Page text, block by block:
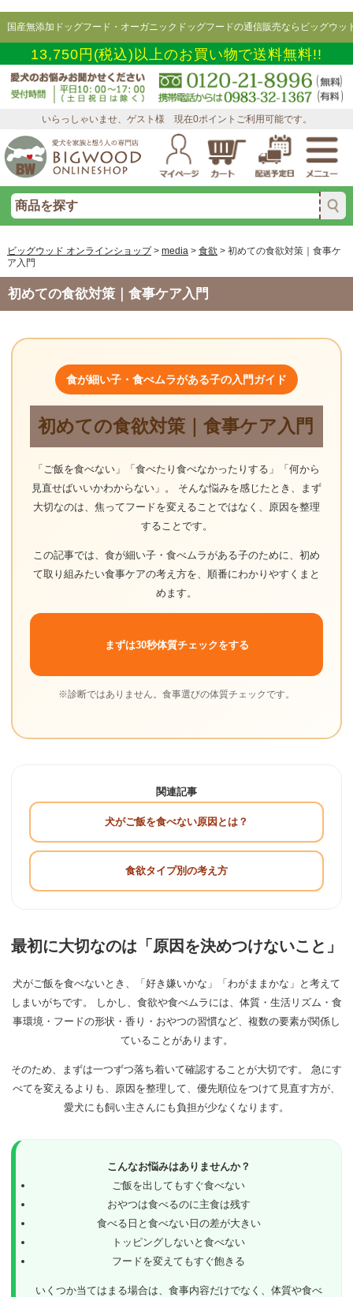
国産無添加ドッグフード・オーガニックドッグフードの通信販売ならビッグウッ
13,750円(税込)以上のお買い物で送料無料!!
いらっしゃいませ、ゲスト様 現在0ポイントご利用可能です。
ビッグウッド オンラインショップ> media> 食欲 > 初めての食欲対策｜食事ケ
ア入門
初めての食欲対策｜食事ケア入門
食が細い子・食べムラがある子の入門ガイド
初めての食欲対策｜食事ケア入門
「ご飯を食べない」「食べたり食べなかったりする」「何から
見直せばいいかわからない」。 そんな悩みを感じたとき、まず
大切なのは、焦ってフードを変えることではなく、原因を整理
することです。
この記事では、食が細い子・食べムラがある子のために、初め
て取り組みたい食事ケアの考え方を、順番にわかりやすくまと
めます。
まずは30秒体質チェックをする
※診断ではありません。食事選びの体質チェックです。
関連記事
犬がご飯を食べない原因とは？
食欲タイプ別の考え方
最初に大切なのは「原因を決めつけないこと」
犬がご飯を食べないとき、「好き嫌いかな」「わがままかな」と考えて
しまいがちです。 しかし、食欲や食べムラには、体質・生活リズム・食
事環境・フードの形状・香り・おやつの習慣など、複数の要素が関係し
ていることがあります。
そのため、まずは一つずつ落ち着いて確認することが大切です。 急にす
べてを変えるよりも、原因を整理して、優先順位をつけて見直す方が、
愛犬にも飼い主さんにも負担が少なくなります。
こんなお悩みはありませんか？
ご飯を出してもすぐ食べない
おやつは食べるのに主食は残す
食べる日と食べない日の差が大きい
トッピングしないと食べない
フードを変えてもすぐ飽きる
いくつか当てはまる場合は、食事内容だけでなく、体質や食べ